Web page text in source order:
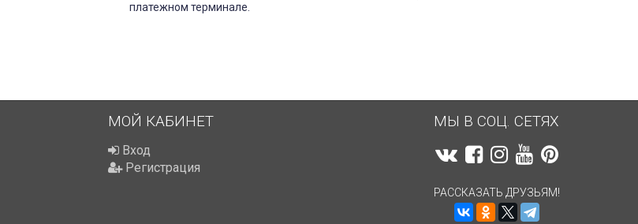
платежном терминале.
МОЙ КАБИНЕТ
Вход
Регистрация
МЫ В СОЦ. СЕТЯХ
РАССКАЗАТЬ ДРУЗЬЯМ!